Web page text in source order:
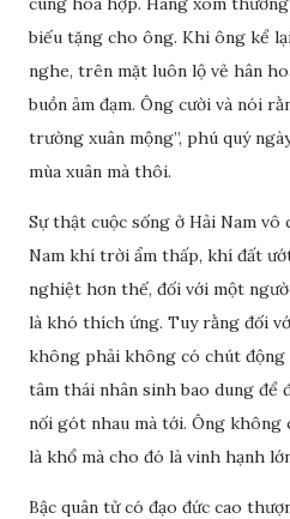
biếu tặng cho ông. Khi ông kể
nghe, trên mặt luôn lộ vẻ hân
buồn ảm đạm. Ông cười và nói
trường xuân mộng”, phú quý
mùa xuân mà thôi.
Sự thật cuộc sống ở Hải Nam
Nam khí trời ẩm thấp, khí đất
nghiệt hơn thế, đối với một
là khó thích ứng. Tuy rằng đối
không phải không có chút
tâm thái nhân sinh bao dung để
nối gót nhau mà tới. Ông
là khổ mà cho đó là vinh hạnh
Bậc quân tử có đạo đức cao